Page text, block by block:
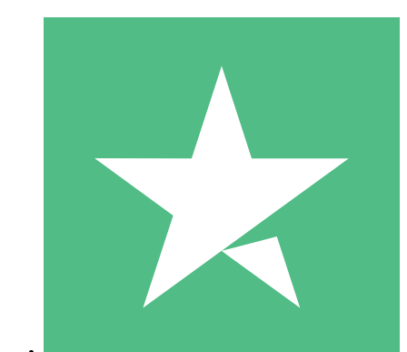
Individuelle Credit-Pakete
Zahlen Sie nach Bedarf mit Download-Credits. Keine
monatliche Verpflichtung erforderlich.
10 00